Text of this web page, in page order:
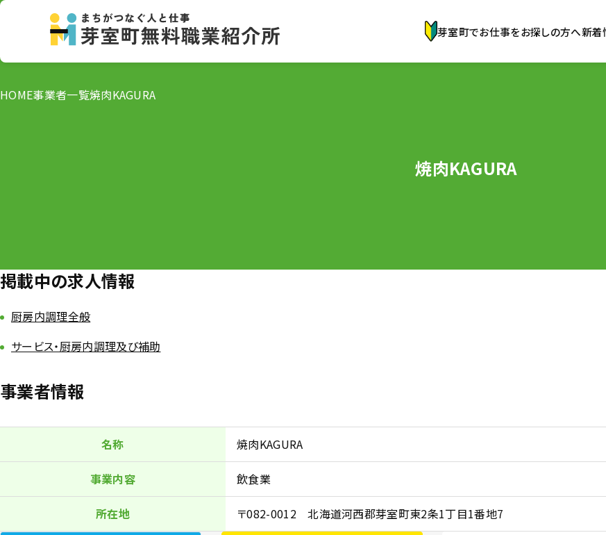
芽室町でお仕事をお探しの方へ新着
HOME事業者一覧焼肉KAGURA
焼肉KAGURA
掲載中の求人情報
厨房内調理全般
サービス・厨房内調理及び補助
事業者情報
名称 焼肉KAGURA
事業内容 飲食業
所在地 〒082-0012 北海道河西郡芽室町東2条1丁目1番地7